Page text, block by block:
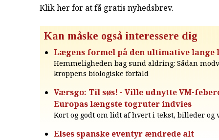
Klik her for at få gratis nyhedsbrev.
Kan måske også interessere dig
Lægens formel på den ultimative lange
Hemmeligheden bag sund aldring: Sådan
kroppens biologiske forfald
Værsgo: Til søs! - Ville udnytte VM-
Europas længste togruter indvies
Kort og godt om lidt af hvert i tekst, billeder og
Elses spanske eventyr ændrede alt